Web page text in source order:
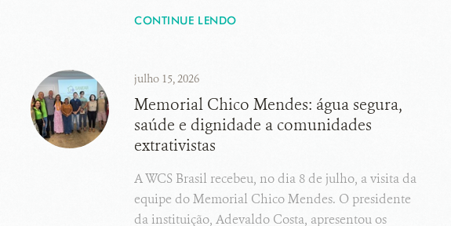
CONTINUE LENDO
julho 15, 2026
Memorial Chico Mendes: água segura,
saúde e dignidade a comunidades
extrativistas
A WCS Brasil recebeu, no dia 8 de julho, a visita da
equipe do Memorial Chico Mendes. O presidente
da instituição, Adevaldo Costa, apresentou os